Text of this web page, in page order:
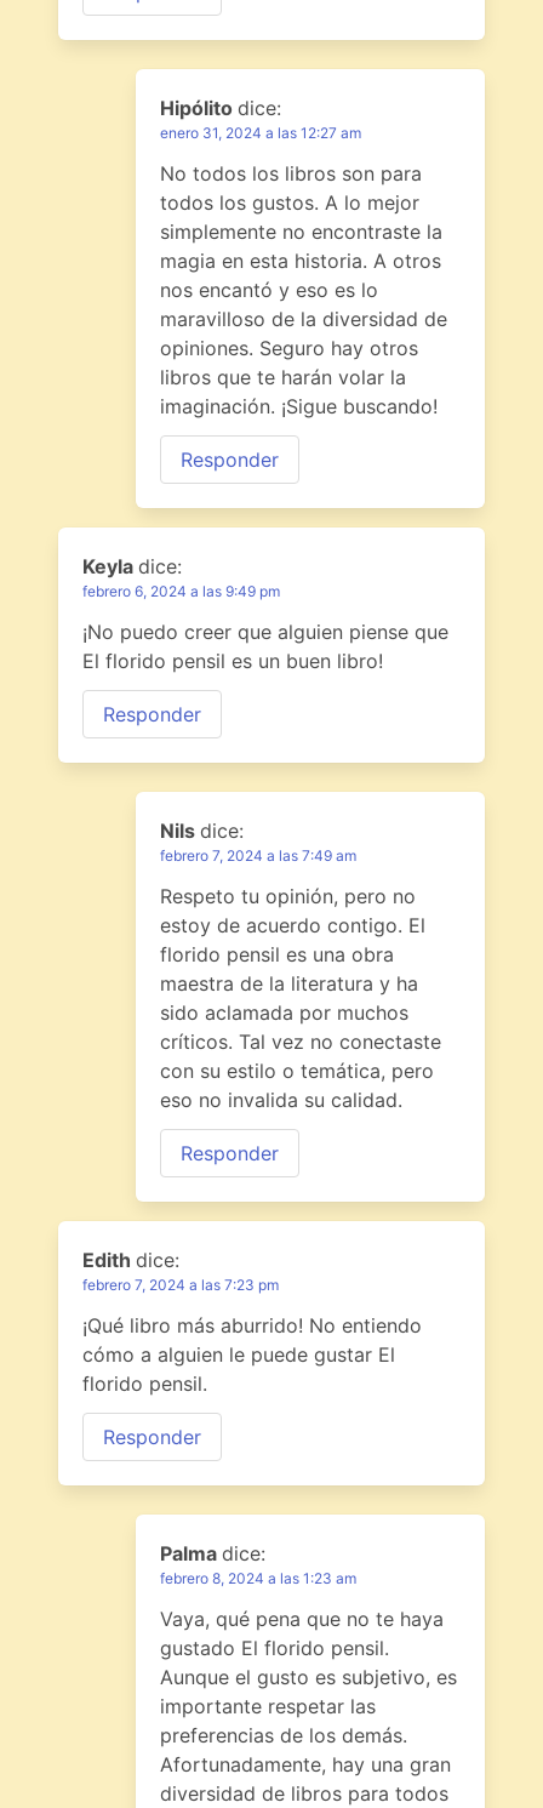
Hipólito dice:
enero 31, 2024 a las 12:27 am
No todos los libros son para
todos los gustos. A lo mejor
simplemente no encontraste la
magia en esta historia. A otros
nos encantó y eso es lo
maravilloso de la diversidad de
opiniones. Seguro hay otros
libros que te harán volar la
imaginación. ¡Sigue buscando!
Responder
Keyla dice:
febrero 6, 2024 a las 9:49 pm
¡No puedo creer que alguien piense que
El florido pensil es un buen libro!
Responder
Nils dice:
febrero 7, 2024 a las 7:49 am
Respeto tu opinión, pero no
estoy de acuerdo contigo. El
florido pensil es una obra
maestra de la literatura y ha
sido aclamada por muchos
críticos. Tal vez no conectaste
con su estilo o temática, pero
eso no invalida su calidad.
Responder
Edith dice:
febrero 7, 2024 a las 7:23 pm
¡Qué libro más aburrido! No entiendo
cómo a alguien le puede gustar El
florido pensil.
Responder
Palma dice:
febrero 8, 2024 a las 1:23 am
Vaya, qué pena que no te haya
gustado El florido pensil.
Aunque el gusto es subjetivo, es
importante respetar las
preferencias de los demás.
Afortunadamente, hay una gran
diversidad de libros para todos